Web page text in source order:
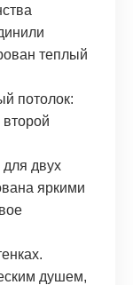
теплый
потолок:
для двух
яркими
душем,